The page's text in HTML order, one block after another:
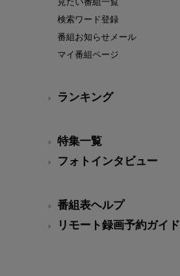
検索ワード登録
番組お知らせメール
マイ番組ページ
ランキング
特集一覧
フォトインタビュー
番組表ヘルプ
リモート録画予約ガイド